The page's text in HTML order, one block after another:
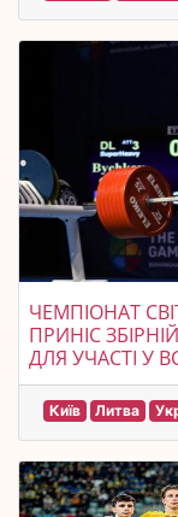
ЧЕМПІОНАТ
ПРИНІС
ДЛЯ УЧАСТІ У
Київ Литва